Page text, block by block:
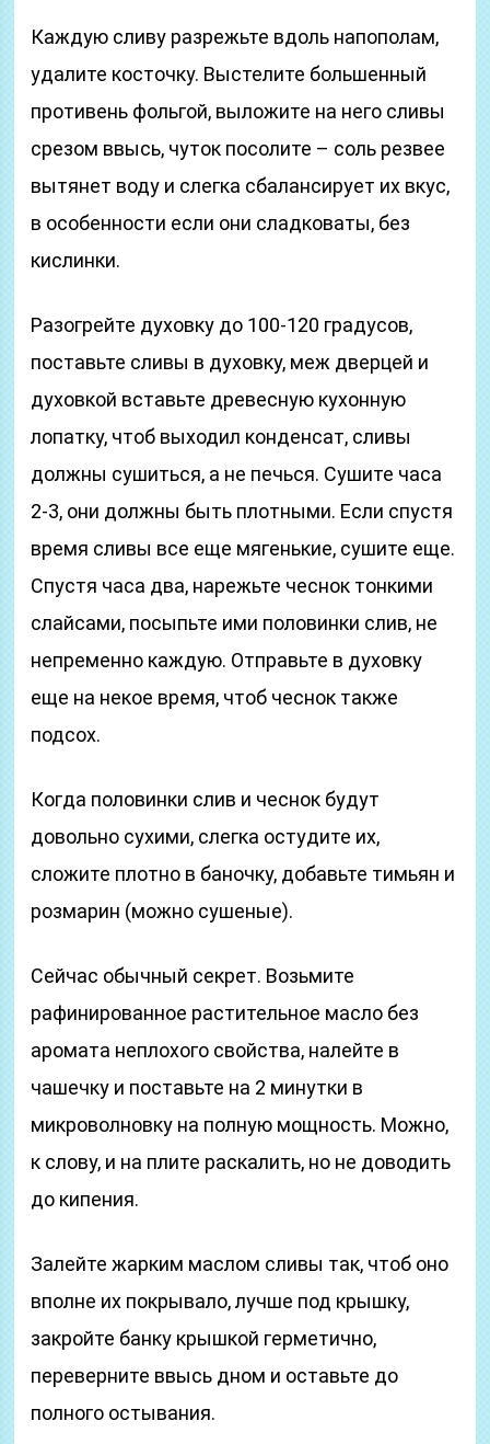
Каждую сливу разрежьте вдоль напополам,
удалите косточку. Выстелите большенный
противень фольгой, выложите на него сливы
срезом ввысь, чуток посолите – соль резвее
вытянет воду и слегка сбалансирует их вкус,
в особенности если они сладковаты, без
кислинки.
Разогрейте духовку до 100-120 градусов,
поставьте сливы в духовку, меж дверцей и
духовкой вставьте древесную кухонную
лопатку, чтоб выходил конденсат, сливы
должны сушиться, а не печься. Сушите часа
2-3, они должны быть плотными. Если спустя
время сливы все еще мягенькие, сушите еще.
Спустя часа два, нарежьте чеснок тонкими
слайсами, посыпьте ими половинки слив, не
непременно каждую. Отправьте в духовку
еще на некое время, чтоб чеснок также
подсох.
Когда половинки слив и чеснок будут
довольно сухими, слегка остудите их,
сложите плотно в баночку, добавьте тимьян и
розмарин (можно сушеные).
Сейчас обычный секрет. Возьмите
рафинированное растительное масло без
аромата неплохого свойства, налейте в
чашечку и поставьте на 2 минутки в
микроволновку на полную мощность. Можно,
к слову, и на плите раскалить, но не доводить
до кипения.
Залейте жарким маслом сливы так, чтоб оно
вполне их покрывало, лучше под крышку,
закройте банку крышкой герметично,
переверните ввысь дном и оставьте до
полного остывания.